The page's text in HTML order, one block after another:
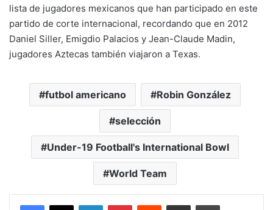
lista de jugadores mexicanos que han participado en este
partido de corte internacional, recordando que en 2012
Daniel Siller, Emigdio Palacios y Jean-Claude Madin,
jugadores Aztecas también viajaron a Texas.
futbol americano Robin González
selección
Under-19 Football's International Bowl
World Team
LinkedInPinterestReddit Share via Email Print